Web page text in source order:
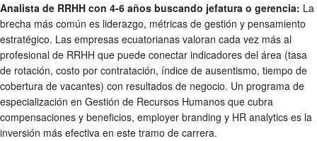
Analista de RRHH con 4-6 años buscando jefatura o gerencia: La
brecha más común es liderazgo, métricas de gestión y pensamiento
estratégico. Las empresas ecuatorianas valoran cada vez más al
profesional de RRHH que puede conectar indicadores del área (tasa
de rotación, costo por contratación, índice de ausentismo, tiempo de
cobertura de vacantes) con resultados de negocio. Un programa de
especialización en Gestión de Recursos Humanos que cubra
compensaciones y beneficios, employer branding y HR analytics es la
inversión más efectiva en este tramo de carrera.